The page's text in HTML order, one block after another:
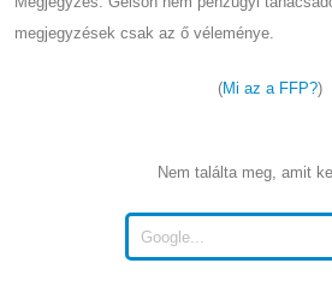
megjegyzések csak az ő véleménye.
(Mi az a FFP?)
Nem találta meg, amit